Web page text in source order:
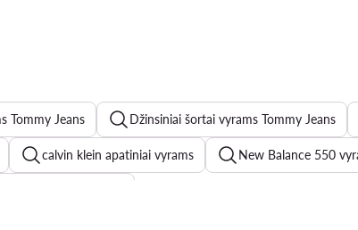
Tommy Jeans Džinsiniai šortai vyrams Tommy Jeans
calvin klein apatiniai vyrams New Balance 550